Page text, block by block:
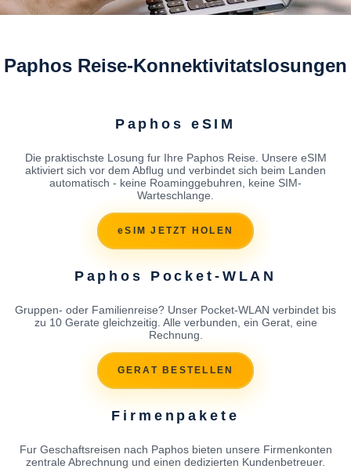
Paphos Reise-Konnektivitatslosungen
Paphos eSIM
Die praktischste Losung fur Ihre Paphos Reise. Unsere eSIM
aktiviert sich vor dem Abflug und verbindet sich beim Landen
automatisch - keine Roaminggebuhren, keine SIM-
Warteschlange.
eSIM JETZT HOLEN
Paphos Pocket-WLAN
Gruppen- oder Familienreise? Unser Pocket-WLAN verbindet bis
zu 10 Gerate gleichzeitig. Alle verbunden, ein Gerat, eine
Rechnung.
GERAT BESTELLEN
Firmenpakete
Fur Geschaftsreisen nach Paphos bieten unsere Firmenkonten
zentrale Abrechnung und einen dedizierten Kundenbetreuer.